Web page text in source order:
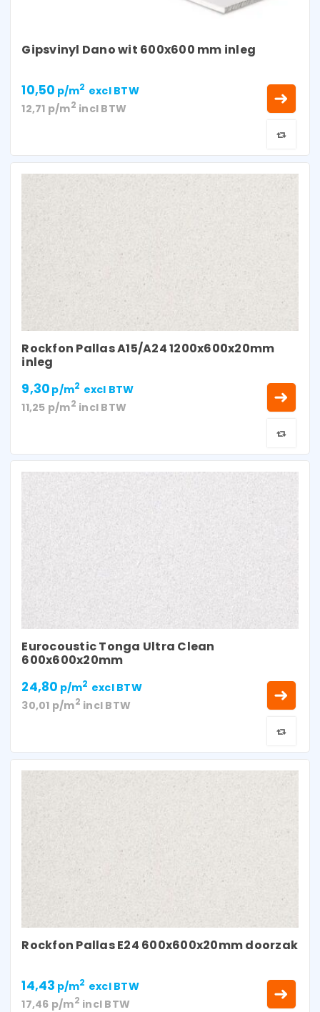
Gipsvinyl Dano wit 600x600 mm inleg
10,50 p/m2 excl BTW
12,71 p/m2 incl BTW
Rockfon Pallas A15/A24 1200x600x20mm
inleg
9,30 p/m2 excl BTW
11,25 p/m2 incl BTW
Eurocoustic Tonga Ultra Clean
600x600x20mm
24,80 p/m2 excl BTW
30,01 p/m2 incl BTW
Rockfon Pallas E24 600x600x20mm doorzak
14,43 p/m2 excl BTW
17,46 p/m2 incl BTW